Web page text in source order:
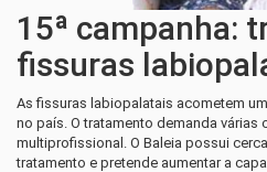
15ª campanha:
fissuras
As fissuras labiopalatais acometem
no país. O tratamento demanda várias
multiprofissional. O Baleia possui
tratamento e pretende aumentar a